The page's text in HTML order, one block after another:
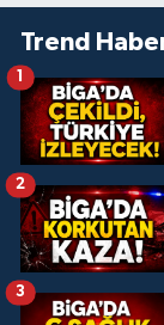
Trend
1
2
3